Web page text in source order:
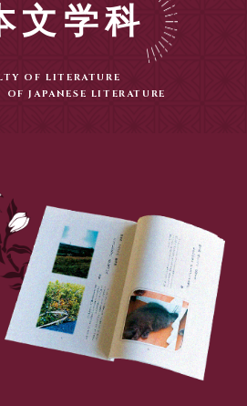
文学科
OF LITERATURE
OF JAPANESE LITERATURE